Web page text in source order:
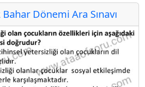
Dönemi Ara Sınavı